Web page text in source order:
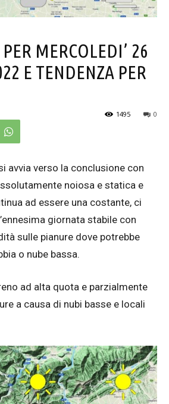
MERCOLEDI’ 26
E TENDENZA PER
0
1495
avvia verso la conclusione con
noiosa e statica e
ad essere una costante, ci
giornata stabile con
sulle pianure dove potrebbe
o nube bassa.
ad alta quota e parzialmente
a causa di nubi basse e locali